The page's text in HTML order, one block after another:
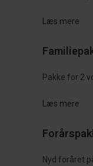
Læs mere
Pakke for 2
Læs mere
Nyd foråret